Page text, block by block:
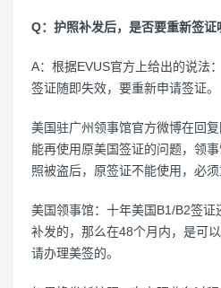
Q：护照补发后，是否要重新签证
A：根据EVUS官方上给出的说法
签证随即失效，要重新申请签证。
美国驻广州领事馆官方微博在回
能再使用原美国签证的问题，领
照被盗后，原签证不能使用，必须
美国领事馆：十年美国B1/B2签
补发的，那么在48个月内，是可
请办理美签的。